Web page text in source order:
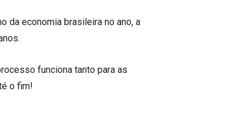
da economia brasileira no ano, a
funciona tanto para as
o fim!